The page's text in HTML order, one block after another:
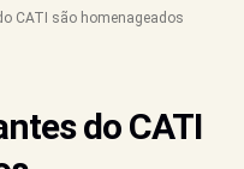
CATI são homenageados
do CATI